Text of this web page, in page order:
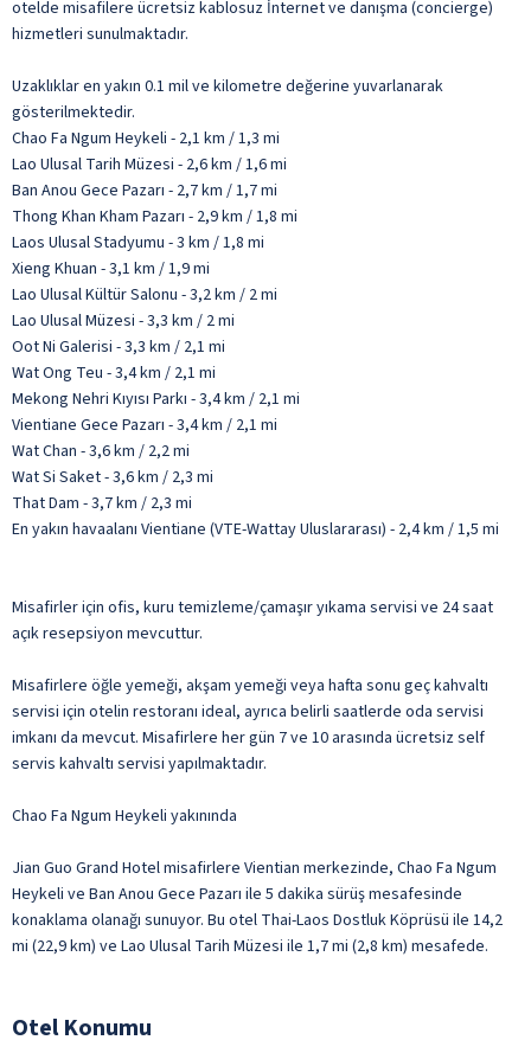
otelde misafilere ücretsiz kablosuz İnternet ve danışma (concierge)
hizmetleri sunulmaktadır.
Uzaklıklar en yakın 0.1 mil ve kilometre değerine yuvarlanarak
gösterilmektedir.
Chao Fa Ngum Heykeli - 2,1 km / 1,3 mi
Lao Ulusal Tarih Müzesi - 2,6 km / 1,6 mi
Ban Anou Gece Pazarı - 2,7 km / 1,7 mi
Thong Khan Kham Pazarı - 2,9 km / 1,8 mi
Laos Ulusal Stadyumu - 3 km / 1,8 mi
Xieng Khuan - 3,1 km / 1,9 mi
Lao Ulusal Kültür Salonu - 3,2 km / 2 mi
Lao Ulusal Müzesi - 3,3 km / 2 mi
Oot Ni Galerisi - 3,3 km / 2,1 mi
Wat Ong Teu - 3,4 km / 2,1 mi
Mekong Nehri Kıyısı Parkı - 3,4 km / 2,1 mi
Vientiane Gece Pazarı - 3,4 km / 2,1 mi
Wat Chan - 3,6 km / 2,2 mi
Wat Si Saket - 3,6 km / 2,3 mi
That Dam - 3,7 km / 2,3 mi
En yakın havaalanı Vientiane (VTE-Wattay Uluslararası) - 2,4 km / 1,5 mi
Misafirler için ofis, kuru temizleme/çamaşır yıkama servisi ve 24 saat
açık resepsiyon mevcuttur.
Misafirlere öğle yemeği, akşam yemeği veya hafta sonu geç kahvaltı
servisi için otelin restoranı ideal, ayrıca belirli saatlerde oda servisi
imkanı da mevcut. Misafirlere her gün 7 ve 10 arasında ücretsiz self
servis kahvaltı servisi yapılmaktadır.
Chao Fa Ngum Heykeli yakınında
Jian Guo Grand Hotel misafirlere Vientian merkezinde, Chao Fa Ngum
Heykeli ve Ban Anou Gece Pazarı ile 5 dakika sürüş mesafesinde
konaklama olanağı sunuyor. Bu otel Thai-Laos Dostluk Köprüsü ile 14,2
mi (22,9 km) ve Lao Ulusal Tarih Müzesi ile 1,7 mi (2,8 km) mesafede.
Otel Konumu